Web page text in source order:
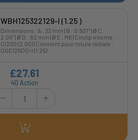
WBH125322129-I (1.25 )
Dimensions : A : 33 mm | B : 0.937" | Ø C :
2.00" | Ø D : 82 mm | Ø E : M6 | Circlip interne :
CI200 (2.00) | Convient pour rotule radiale :
OGE125DO-I (1.25)
40 Action
£27.61